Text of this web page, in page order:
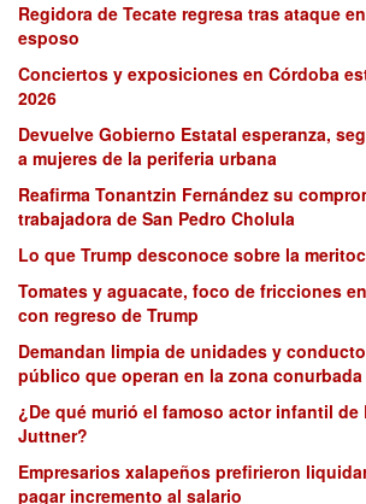
Regidora de Tecate regresa tras ataque
esposo
Conciertos y exposiciones en Córdoba
2026
Devuelve Gobierno Estatal esperanza,
a mujeres de la periferia urbana
Reafirma Tonantzin Fernández su
trabajadora de San Pedro Cholula
Lo que Trump desconoce sobre la
Tomates y aguacate, foco de fricciones
con regreso de Trump
Demandan limpia de unidades y
público que operan en la zona conurbada
¿De qué murió el famoso actor infantil de
Juttner?
Empresarios xalapeños prefirieron
pagar incremento al salario